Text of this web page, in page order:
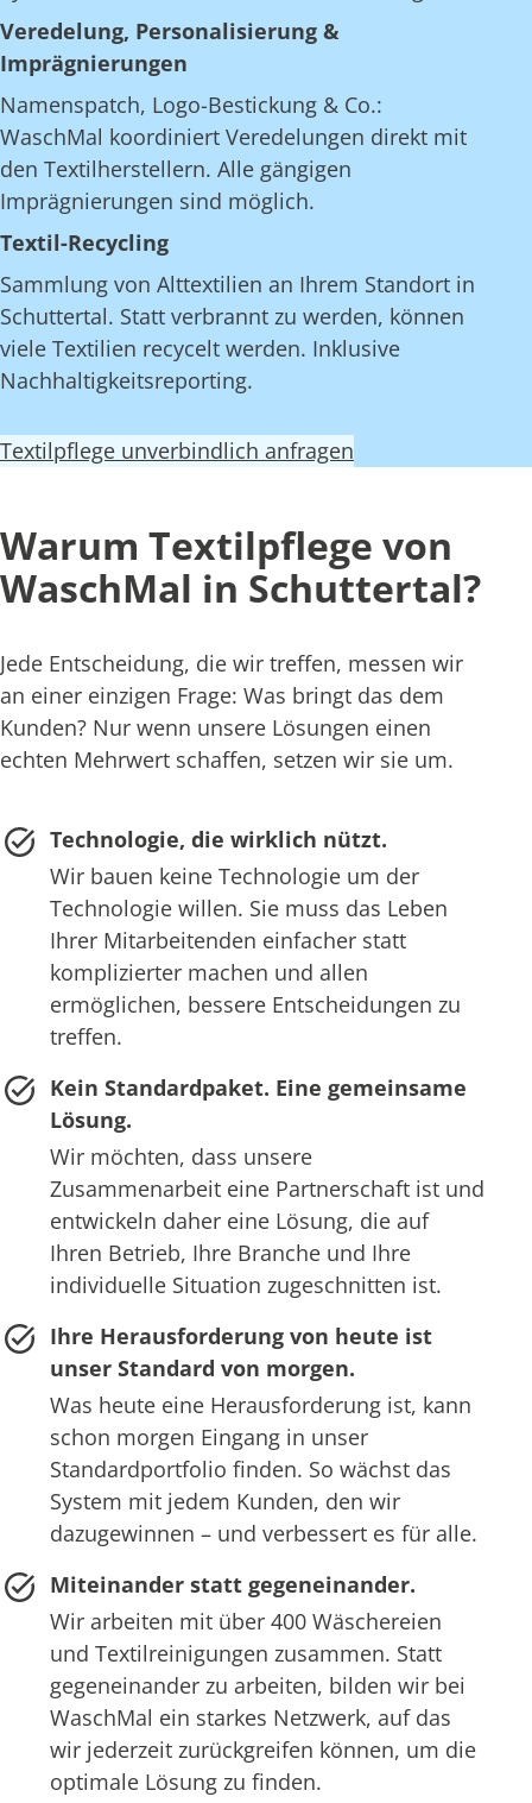
Veredelung, Personalisierung &
Imprägnierungen
Namenspatch, Logo-Bestickung & Co.:
WaschMal koordiniert Veredelungen direkt mit
den Textilherstellern. Alle gängigen
Imprägnierungen sind möglich.
Textil-Recycling
Sammlung von Alttextilien an Ihrem Standort in
Schuttertal. Statt verbrannt zu werden, können
viele Textilien recycelt werden. Inklusive
Nachhaltigkeitsreporting.
Textilpflege unverbindlich anfragen
Warum Textilpflege von
WaschMal in Schuttertal?
Jede Entscheidung, die wir treffen, messen wir
an einer einzigen Frage: Was bringt das dem
Kunden? Nur wenn unsere Lösungen einen
echten Mehrwert schaffen, setzen wir sie um.
Technologie, die wirklich nützt.
Wir bauen keine Technologie um der
Technologie willen. Sie muss das Leben
Ihrer Mitarbeitenden einfacher statt
komplizierter machen und allen
ermöglichen, bessere Entscheidungen zu
treffen.
Kein Standardpaket. Eine gemeinsame
Lösung.
Wir möchten, dass unsere
Zusammenarbeit eine Partnerschaft ist und
entwickeln daher eine Lösung, die auf
Ihren Betrieb, Ihre Branche und Ihre
individuelle Situation zugeschnitten ist.
Ihre Herausforderung von heute ist
unser Standard von morgen.
Was heute eine Herausforderung ist, kann
schon morgen Eingang in unser
Standardportfolio finden. So wächst das
System mit jedem Kunden, den wir
dazugewinnen – und verbessert es für alle.
Miteinander statt gegeneinander.
Wir arbeiten mit über 400 Wäschereien
und Textilreinigungen zusammen. Statt
gegeneinander zu arbeiten, bilden wir bei
WaschMal ein starkes Netzwerk, auf das
wir jederzeit zurückgreifen können, um die
optimale Lösung zu finden.